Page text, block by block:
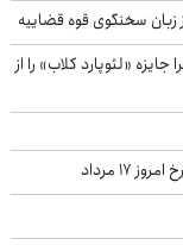
سخنگوی قوه قضاییه
«لئوپارد کلاب» را از